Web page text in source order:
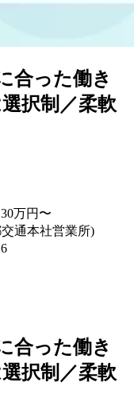
合った働き
択制／柔軟
万円〜
通本社営業所)
合った働き
択制／柔軟